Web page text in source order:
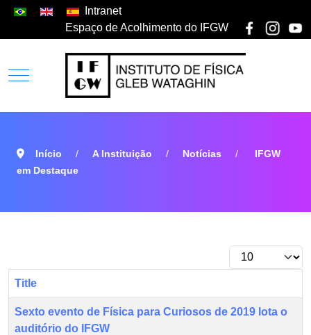
Intranet
Espaço de Acolhimento do IFGW
Início A Instituição Notícias
IFGW
em Destaque
Title
Sexto evento de Física para Curiosos de 2019 lota o
auditório do IFGW